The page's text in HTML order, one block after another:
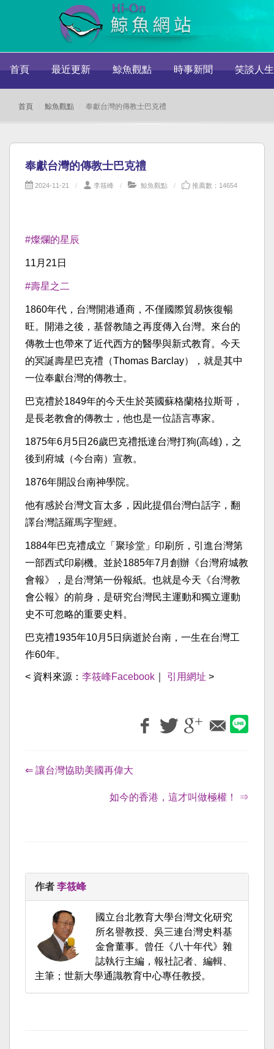
首頁 最近更新 鯨魚觀點 時事新聞 笑談人生
首頁 鯨魚觀點 奉獻台灣的傳教士巴克禮
奉獻台灣的傳教士巴克禮
2024-11-21 李筱峰 鯨魚觀點 推薦數：14654
#燦爛的星辰
11月21日
#壽星之二
1860年代，台灣開港通商，不僅國際貿易恢復暢
旺。開港之後，基督教隨之再度傳入台灣。來台的
傳教士也帶來了近代西方的醫學與新式教育。今天
的冥誕壽星巴克禮（Thomas Barclay），就是其中
一位奉獻台灣的傳教士。
巴克禮於1849年的今天生於英國蘇格蘭格拉斯哥，
是長老教會的傳教士，他也是一位語言專家。
1875年6月5日26歲巴克禮抵達台灣打狗(高雄)，之
後到府城（今台南）宣教。
1876年開設台南神學院。
他有感於台灣文盲太多，因此提倡台灣白話字，翻
譯台灣話羅馬字聖經。
1884年巴克禮成立「聚珍堂」印刷所，引進台灣第
一部西式印刷機。並於1885年7月創辦《台灣府城教
會報》，是台灣第一份報紙。也就是今天《台灣教
會公報》的前身，是研究台灣民主運動和獨立運動
史不可忽略的重要史料。
巴克禮1935年10月5日病逝於台南，一生在台灣工
作60年。
< 資料來源： 李筱峰Facebook 引用網址 >
⇐ 讓台灣協助美國再偉大
如今的香港，這才叫做極權！ ⇒
作者 李筱峰
國立台北教育大學台灣文化研究
所名譽教授、吳三連台灣史料基
金會董事。曾任《八十年代》雜
誌執行主編，報社記者、編輯、
主筆；世新大學通識教育中心專任教授。